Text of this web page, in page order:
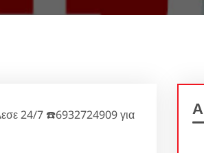
24/7 ☎️6932724909 για